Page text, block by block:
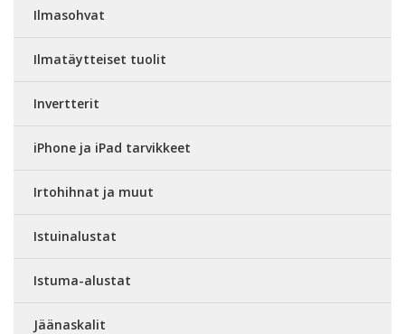
Ilmasohvat
Ilmatäytteiset tuolit
Invertterit
iPhone ja iPad tarvikkeet
Irtohihnat ja muut
Istuinalustat
Istuma-alustat
Jäänaskalit